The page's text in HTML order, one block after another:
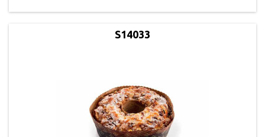
S14033